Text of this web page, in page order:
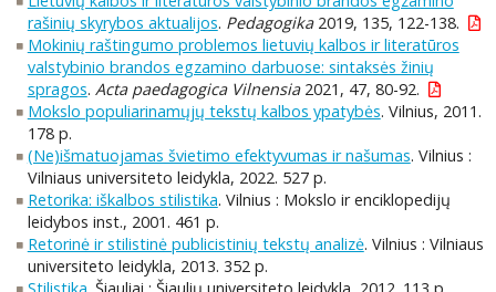
rašinių skyrybos aktualijos. Pedagogika2019, 135, 122-138.
Mokinių raštingumo problemos lietuvių kalbos ir literatūros
valstybinio brandos egzamino darbuose: sintaksės žinių
spragos. Acta paedagogica Vilnensia2021, 47, 80-92.
Mokslo populiarinamųjų tekstų kalbos ypatybės. Vilnius, 2011.
178 p.
(Ne)išmatuojamas švietimo efektyvumas ir našumas. Vilnius :
Vilniaus universiteto leidykla, 2022. 527 p.
Retorika: iškalbos stilistika. Vilnius : Mokslo ir enciklopedijų
leidybos inst., 2001. 461 p.
Retorinė ir stilistinė publicistinių tekstų analizė. Vilnius : Vilniaus
universiteto leidykla, 2013. 352 p.